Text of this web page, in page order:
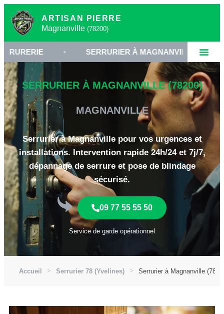
ARTISAN PIERRE
Magnanville (78200)
• SERRURIER À MAGNANVILLE •
SERRURIER À MAGNANVILLE (78200)
MAGNANVILLE
Serrurier à Magnanville pour vos urgences et
installations. Intervention rapide 24h/24 et 7j/7,
dépannage de serrure et pose de blindage
sécurisé.
09 77 55 55 50
Service de garde opérationnel
Accueil Serrurier 78 (Yvelines) Serrurier à Magnanville